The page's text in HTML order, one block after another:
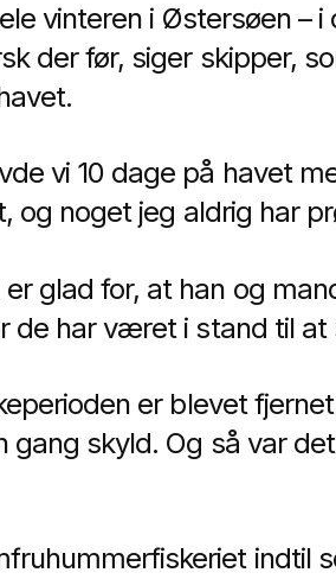
vinteren i Østersøen –
der før, siger skipper,
vi 10 dage på havet
og noget jeg aldrig har
glad for, at han og
de har været i stand til at
er blevet
gang skyld. Og så var
indtil